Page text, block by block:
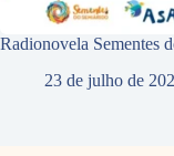
Radionovela Sementes
23 de julho de